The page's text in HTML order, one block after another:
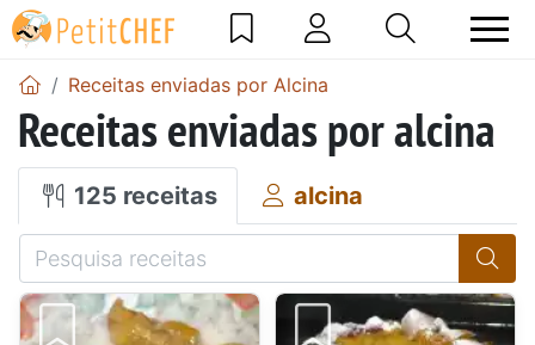
Receitas enviadas por Alcina
Receitas enviadas por alcina
125 receitas alcina